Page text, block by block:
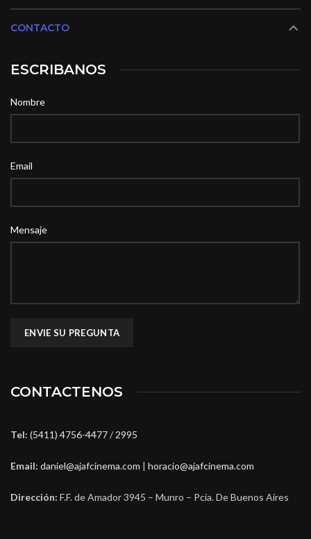
CONTACTO
ESCRIBANOS
Nombre
Email
Mensaje
CONTACTENOS
Tel: (5411) 4756-4477/ 2995
Email: daniel@ajafcinema.com | horacio@ajafcinema.com
Dirección: F.F. de Amador 3945 – Munro – Pcia. De Buenos Aires